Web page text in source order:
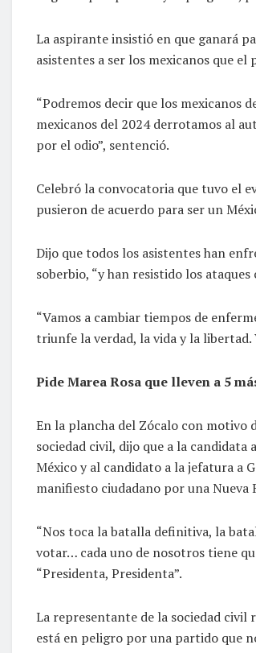
La aspirante insistió en que ganará
asistentes a ser los mexicanos que el
“Podremos decir que los mexicanos
mexicanos del 2024 derrotamos al
por el odio”, sentenció.
Celebró la convocatoria que tuvo el
pusieron de acuerdo para ser un
Dijo que todos los asistentes han
soberbio, “y han resistido los
“Vamos a cambiar tiempos de
triunfe la verdad, la vida y la libertad.
Pide Marea Rosa que lleven a 5
En la plancha del Zócalo con motivo
sociedad civil, dijo que a la candidata
México y al candidato a la jefatura a
manifiesto ciudadano por una Nueva
“Nos toca la batalla definitiva, la
votar… cada uno de nosotros tiene
“Presidenta, Presidenta”.
La representante de la sociedad civil
está en peligro por una partido que